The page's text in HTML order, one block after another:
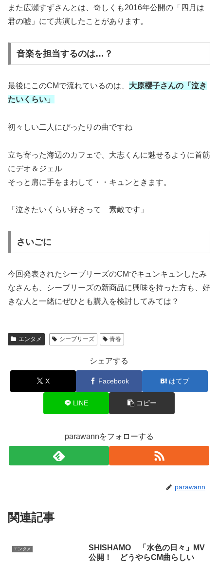
また広瀬すずさんとは、奇しくも2016年公開の「四月は
君の嘘」にて共演したことがあります。
音楽を担当するのは…？
最後にこのCMで流れているのは、 大原櫻子さんの「泣き
たいくらい」
初々しい二人にぴったりの曲ですね
立ち寄った海辺のカフェで、大志くんに魅せるように首筋
にデオ＆ジェル
そっと肩に手をまわして・・キュンときます。
「泣きたいくらい好きって 素敵です」
さいごに
今回発表されたシーブリーズのCMでキュンキュンしたみ
なさんも、シーブリーズの新商品に興味を持った方も、好
きな人と一緒にぜひとも購入を検討してみては？
エンタメ シーブリーズ 青春
シェアする
X Facebook はてブ
LINE コピー
parawannをフォローする
parawann
関連記事
エンタメ
SHISHAMO 「水色の日々」MV
公開！ どうやらCM曲らしい